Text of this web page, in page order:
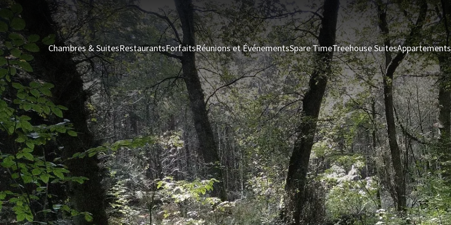
Chambres & SuitesRestaurantsForfaitsRéunions et ÉvénementsSpare TimeTreehouse SuitesAppartements